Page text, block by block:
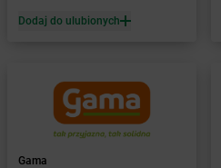
Żabka Bełchatów
Bestwina
Bestwinka
Bezrzecze
Żabka
Dodaj do ulubionych
Gama